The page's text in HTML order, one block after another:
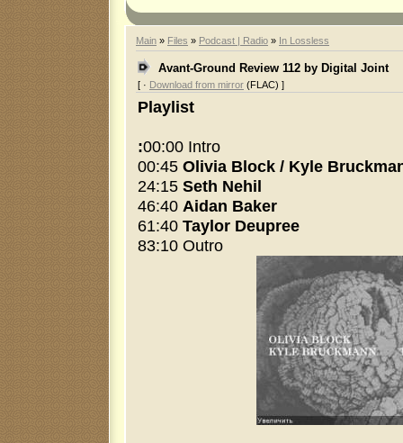
Main » Files » Podcast | Radio » In Lossless
Avant-Ground Review 112 by Digital Joint
[ · Download from mirror (FLAC) ]
Playlist
:00:00 Intro
00:45 Olivia Block / Kyle
24:15 Seth Nehil
46:40 Aidan Baker
61:40 Taylor Deupree
83:10 Outro